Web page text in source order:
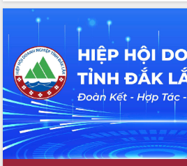
thông nguồn lực phát triển
Nâng cao hiệu lực, hiệu quả HĐND
tỉnh thông qua hiện đại hóa hành chính
Xã Ea Phê gắn cải cách hành chính với
chuyển đổi số
Phó Chủ tịch Thường trực UBND tỉnh
Hồ Thị Nguyên Thảo làm việc tại Trung
tâm Phục vụ hành chính công xã Ea
Phê
Xây dựng nền hành chính số đồng
hành cùng nông dân dân, doanh nghiệp